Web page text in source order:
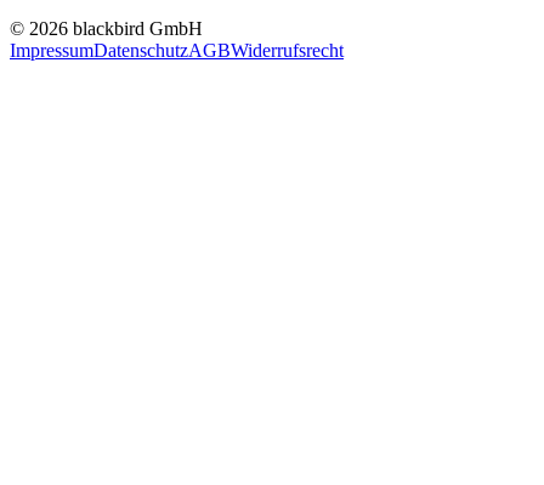
© 2026 blackbird GmbH
ImpressumDatenschutzAGBWiderrufsrecht